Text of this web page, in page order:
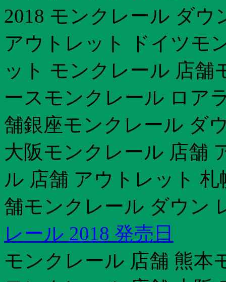
2018 モンクレール ダ
アウトレット ドイツモ
ット モンクレール 店舗
ースモンクレール ロア
舗銀座モンクレール ダ
大阪モンクレール 店舗
ル 店舗 アウトレット
舗モンクレール ダウン
レール 2018 発売日
モンクレール 店舗 熊本